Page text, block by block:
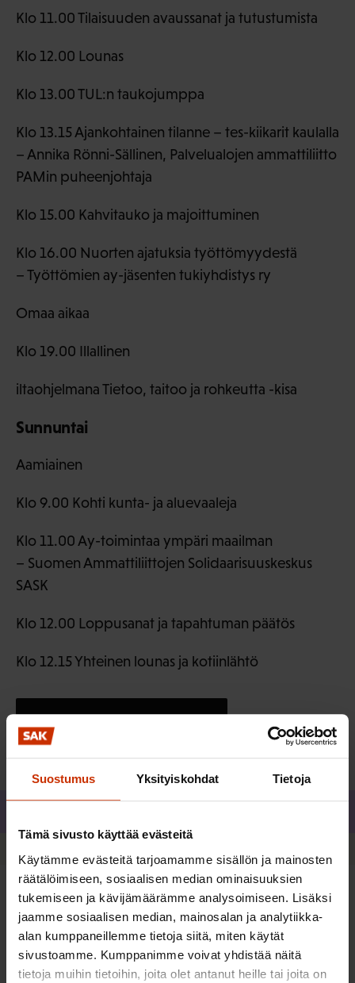
Suostumus Yksityiskohdat Tietoja
Tämä sivusto käyttää evästeitä
Käytämme evästeitä tarjoamamme sisällön ja mainosten
räätälöimiseen, sosiaalisen median ominaisuuksien
tukemiseen ja kävijämäärämme analysoimiseen. Lisäksi
jaamme sosiaalisen median, mainosalan ja analytiikka-
alan kumppaneillemme tietoja siitä, miten käytät
sivustoamme. Kumppanimme voivat yhdistää näitä
tietoja muihin tietoihin, joita olet antanut heille tai joita on
Klo 11.00 Tilaisuuden avaussanat ja tutustumista
Klo 12.00 Lounas
Klo 13.00 TUL:n taukojumppa
Klo 13.15 Ajankohtainen tilanne – tes-kiikarit kaulalla
– Annika Rönni-Sällinen, Palvelualojen ammattiliitto
PAMin puheenjohtaja
Klo 15.00 Kahvitauko ja majoittuminen
Klo 16.00 Nuorten ajatuksia työttömyydestä
– Työttömien ay-jäsenten tukiyhdistys ry
Omaa aikaa
Klo 19.00 Illallinen
iltaohjelmana Tietoo, taitoo ja rohkeutta -kisa
Sunnuntai
Aamiainen
Klo 9.00 Kohti kunta- ja aluevaaleja
Klo 11.00 Ay-toimintaa ympäri maailman
– Suomen Ammattiliittojen Solidaarisuuskeskus
SASK
Klo 12.00 Loppusanat ja tapahtuman päätös
Klo 12.15 Yhteinen lounas ja kotiinlähtö